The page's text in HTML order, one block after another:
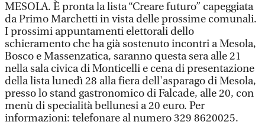
MESOLA. È pronta la lista “Creare futuro” capeggiata
da Primo Marchetti in vista delle prossime comunali.
I prossimi appuntamenti elettorali dello
schieramento che ha già sostenuto incontri a Mesola,
Bosco e Massenzatica, saranno questa sera alle 21
nella sala civica di Monticelli e cena di presentazione
della lista lunedì 28 alla fiera dell'asparago di Mesola,
presso lo stand gastronomico di Falcade, alle 20, con
menù di specialità bellunesi a 20 euro. Per
informazioni: telefonare al numero 329 8620025.